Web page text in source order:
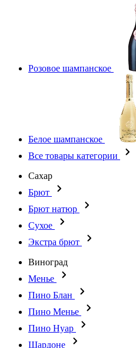
Розовое шампанское
Белое шампанское
Все товары категории
Сахар
Брют
Брют натюр
Сухое
Экстра брют
Виноград
Менье
Пино Блан
Пино Менье
Пино Нуар
Шардоне